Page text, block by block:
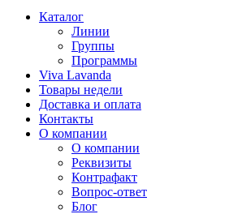
Каталог
Линии
Группы
Программы
Viva Lavanda
Товары недели
Доставка и оплата
Контакты
О компании
О компании
Реквизиты
Контрафакт
Вопрос-ответ
Блог